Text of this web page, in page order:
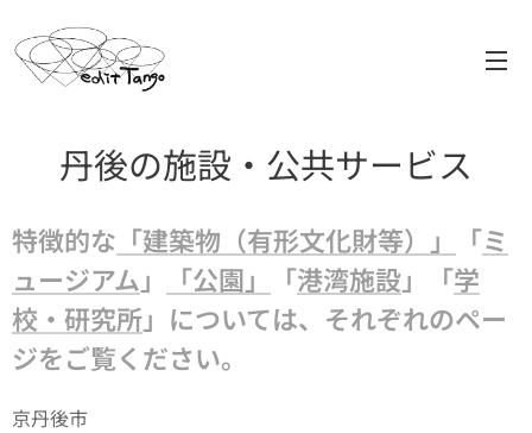
丹後の施設・公共サービス
特徴的な 「建築物（有形文化財等）」 「ミ
ュージアム」 「公園」 「港湾施設」「学
校・研究所」については、それぞれのペー
ジをご覧ください。
京丹後市